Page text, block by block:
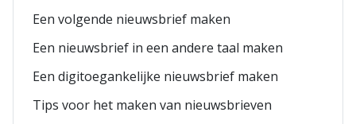
Een volgende nieuwsbrief maken
Een nieuwsbrief in een andere taal maken
Een digitoegankelijke nieuwsbrief maken
Tips voor het maken van nieuwsbrieven